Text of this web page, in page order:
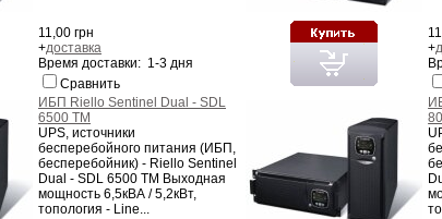
11,00 грн
+доставка
Время доставки: 1-3 дня
Сравнить
+
ИБП Riello Sentinel Dual - SDL
6500 TM
UPS, источники
бесперебойного питания (ИБП,
бесперебойник) - Riello Sentinel
Dual - SDL 6500 TM Выходная
мощность 6,5кВА / 5,2кВт,
топология - Line...